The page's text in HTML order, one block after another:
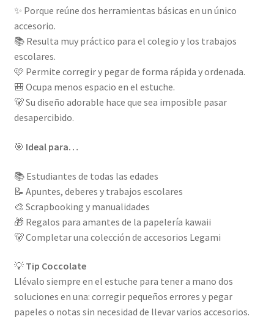
✨ Porque reúne dos herramientas básicas en un único
accesorio.
📚 Resulta muy práctico para el colegio y los trabajos
escolares.
🩷 Permite corregir y pegar de forma rápida y ordenada.
🎒 Ocupa menos espacio en el estuche.
🐻 Su diseño adorable hace que sea imposible pasar
desapercibido.
🎯 Ideal para…
📚 Estudiantes de todas las edades
📝 Apuntes, deberes y trabajos escolares
🎨 Scrapbooking y manualidades
🎁 Regalos para amantes de la papelería kawaii
🐻 Completar una colección de accesorios Legami
💡 Tip Coccolate
Llévalo siempre en el estuche para tener a mano dos
soluciones en una: corregir pequeños errores y pegar
papeles o notas sin necesidad de llevar varios accesorios.